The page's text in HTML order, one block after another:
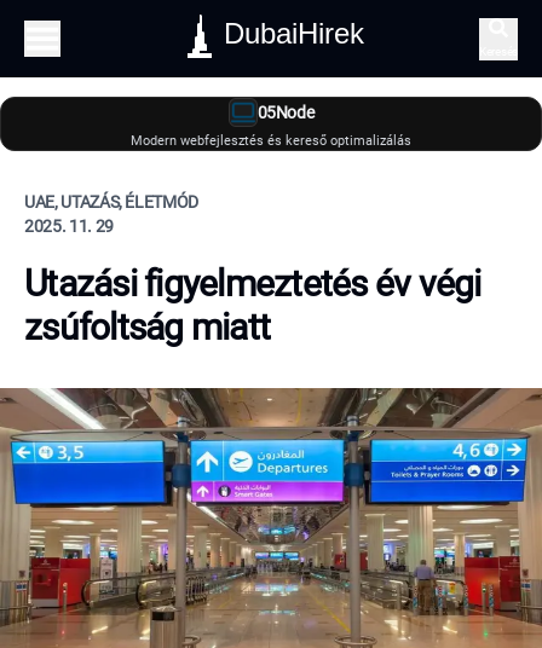
DubaiHirek
05Node
Modern webfejlesztés és kereső optimalizálás
UAE, UTAZÁS, ÉLETMÓD
2025. 11. 29
Utazási figyelmeztetés év végi
zsúfoltság miatt